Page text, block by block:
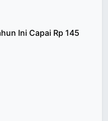
Ini Capai Rp 145